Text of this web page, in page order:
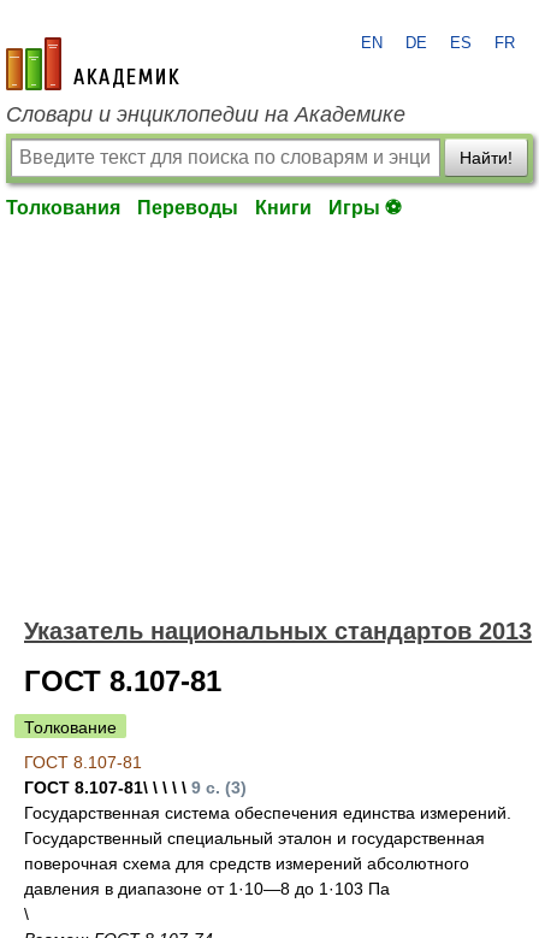
academic.ru
EN DE ES FR
Словари и энциклопедии на Академике
Найти!
Толкования Переводы Книги Игры ⚽
Указатель национальных стандартов 2013
ГОСТ 8.107-81
Толкование
ГОСТ 8.107-81
ГОСТ 8.107-81\ \ \ \ \ 9 с. (3)
Государственная система обеспечения единства измерений.
Государственный специальный эталон и государственная
поверочная схема для средств измерений абсолютного
давления в диапазоне от 1·10—8 до 1·103 Па
\